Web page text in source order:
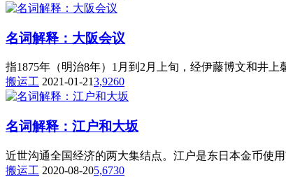
名词解释：大阪会议
指1875年（明治8年）1月到2月上旬，经伊藤博文和井
搬运工 2021-01-213,9260
名词解释：江户和大坂
近世沟通全国经济的两大集结点。江户是东日本金币使
搬运工 2020-08-205,6730